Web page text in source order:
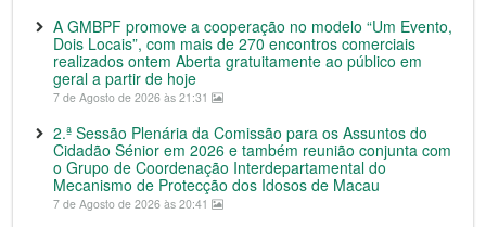
A GMBPF promove a cooperação no modelo “Um Evento,
Dois Locais”, com mais de 270 encontros comerciais
realizados ontem Aberta gratuitamente ao público em
geral a partir de hoje
7 de Agosto de 2026 às 21:31
2.ª Sessão Plenária da Comissão para os Assuntos do
Cidadão Sénior em 2026 e também reunião conjunta com
o Grupo de Coordenação Interdepartamental do
Mecanismo de Protecção dos Idosos de Macau
7 de Agosto de 2026 às 20:41